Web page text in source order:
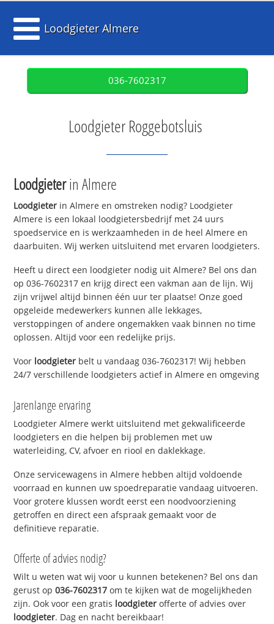
Loodgieter Almere
036-7602317
Loodgieter Roggebotsluis
Loodgieterin Almere
Loodgieter in Almere en omstreken nodig? Loodgieter
Almere is een lokaal loodgietersbedrijf met 24 uurs
spoedservice en is werkzaamheden in de heel Almere en
daarbuiten. Wij werken uitsluitend met ervaren loodgieters.
Heeft u direct een loodgieter nodig uit Almere? Bel ons dan
op 036-7602317 en krijg direct een vakman aan de lijn. Wij
zijn vrijwel altijd binnen één uur ter plaatse! Onze goed
opgeleide medewerkers kunnen alle lekkages,
verstoppingen of andere ongemakken vaak binnen no time
oplossen. Altijd voor een redelijke prijs.
Voor loodgieter belt u vandaag 036-7602317! Wij hebben
24/7 verschillende loodgieters actief in Almere en omgeving
Jarenlange ervaring
Loodgieter Almere werkt uitsluitend met gekwalificeerde
loodgieters en die helpen bij problemen met uw
waterleiding, CV, afvoer en riool en daklekkage.
Onze servicewagens in Almere hebben altijd voldoende
voorraad en kunnen uw spoedreparatie vandaag uitvoeren.
Voor grotere klussen wordt eerst een noodvoorziening
getroffen en direct een afspraak gemaakt voor de
definitieve reparatie.
Offerte of advies nodig?
Wilt u weten wat wij voor u kunnen betekenen? Bel ons dan
gerust op036-7602317 om te kijken wat de mogelijkheden
zijn. Ook voor een gratis loodgieter offerte of advies over
loodgieter. Dag en nacht bereikbaar!